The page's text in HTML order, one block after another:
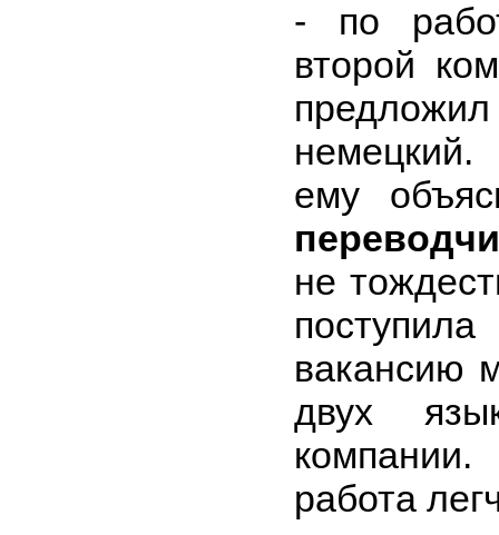
- по
второй
ему
не
вакансию
двух
работа